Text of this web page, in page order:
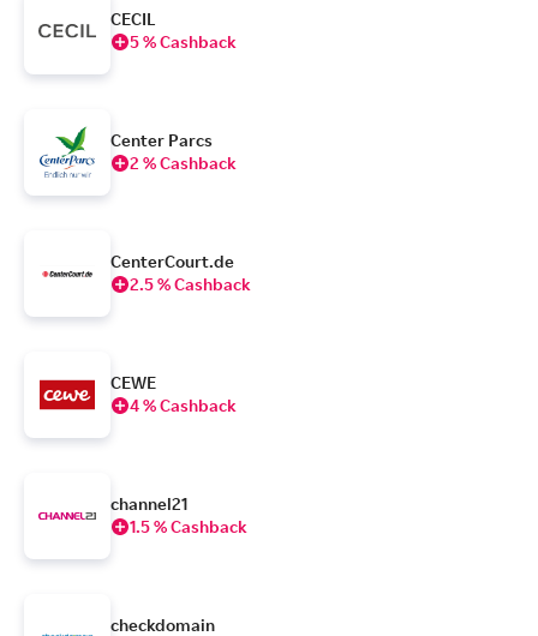
CECIL
5 % Cashback
Center Parcs
2 % Cashback
CenterCourt.de
2.5 % Cashback
CEWE
4 % Cashback
channel21
1.5 % Cashback
checkdomain